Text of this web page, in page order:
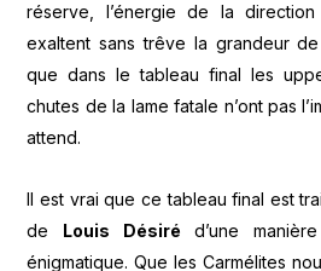
réserve, l’énergie de la
exaltent sans trêve la grandeur
que dans le tableau final les
chutes de la lame fatale n’ont pas
attend.
Il est vrai que ce tableau final est
de Louis Désiréd’une
énigmatique. Que les Carmélites